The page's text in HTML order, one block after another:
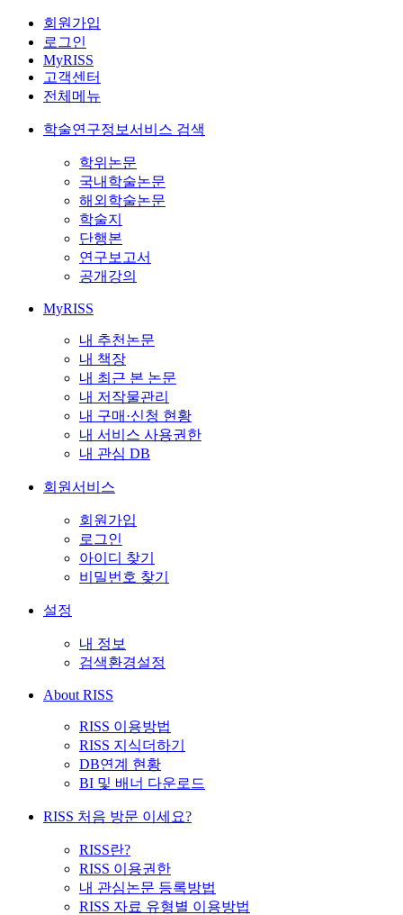
회원가입
로그인
MyRISS
고객센터
전체메뉴
학술연구정보서비스 검색
학위논문
국내학술논문
해외학술논문
학술지
단행본
연구보고서
공개강의
MyRISS
내 추천논문
내 책장
내 최근 본 논문
내 저작물관리
내 구매·신청 현황
내 서비스 사용권한
내 관심 DB
회원서비스
회원가입
로그인
아이디 찾기
비밀번호 찾기
설정
내 정보
검색환경설정
About RISS
RISS 이용방법
RISS 지식더하기
DB연계 현황
BI 및 배너 다운로드
RISS 처음 방문 이세요?
RISS란?
RISS 이용권한
내 관심논문 등록방법
RISS 자료 유형별 이용방법